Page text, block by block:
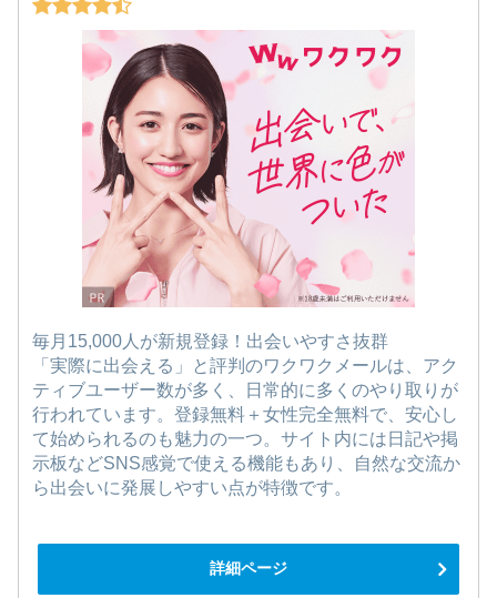
毎月15,000人が新規登録！出会いやすさ抜群
「実際に出会える」と評判のワクワクメールは、アク
ティブユーザー数が多く、日常的に多くのやり取りが
行われています。登録無料＋女性完全無料で、安心し
て始められるのも魅力の一つ。サイト内には日記や掲
示板などSNS感覚で使える機能もあり、自然な交流か
ら出会いに発展しやすい点が特徴です。
詳細ページ